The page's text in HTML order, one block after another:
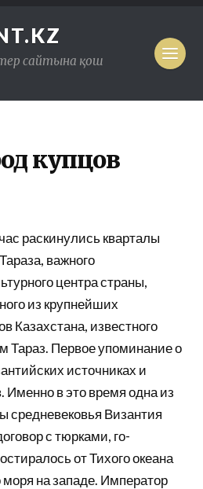
сайтына қош
купцов
раскинулись кварталы
важного
центра страны,
из крупнейших
Казах­стана, известного
Тараз. Пер­вое упоминание о
источниках и
Именно в это время одна из
средневековья Византия
с тюрками, го­
от Тихого океана
моря на западе. Император